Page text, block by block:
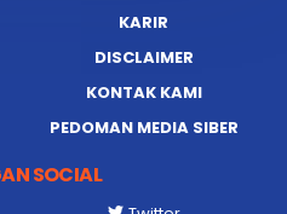
KARIR
DISCLAIMER
KONTAK KAMI
PEDOMAN MEDIA SIBER
SOCIAL